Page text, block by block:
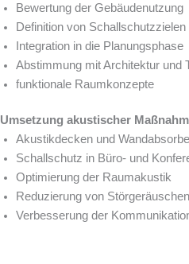
Bewertung der Gebäudenutzung
Definition von Schallschutzzielen
Integration in die Planungsphase
Abstimmung mit Architektur und
funktionale Raumkonzepte
Umsetzung akustischer
Akustikdecken und
Schallschutz in Büro- und
Optimierung der Raumakustik
Reduzierung von Störgeräuschen
Verbesserung der